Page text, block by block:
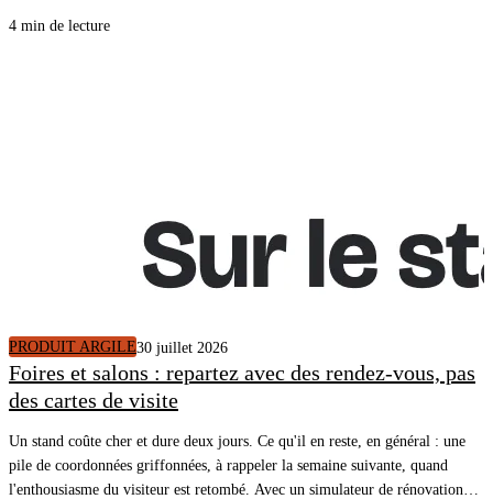
partenaires le lien de votre simulateur, la recommandation arrive dans votre
4 min de lecture
PRODUIT ARGILE30 juillet 2026
Foires et salons : repartez avec des rendez-vous, pas
des cartes de visite
Un stand coûte cher et dure deux jours. Ce qu'il en reste, en général : une
pile de coordonnées griffonnées, à rappeler la semaine suivante, quand
l'enthousiasme du visiteur est retombé. Avec un simulateur de rénovation